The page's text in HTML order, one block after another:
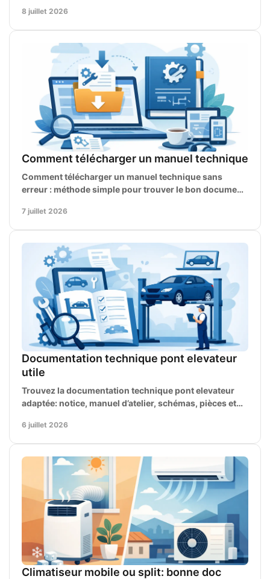
8 juillet 2026
Comment télécharger un manuel technique
Comment télécharger un manuel technique sans
erreur : méthode simple pour trouver le bon document,
7 juillet 2026
Documentation technique pont elevateur
utile
Trouvez la documentation technique pont elevateur
adaptée: notice, manuel d’atelier, schémas, pièces et
6 juillet 2026
Climatiseur mobile ou split: bonne doc